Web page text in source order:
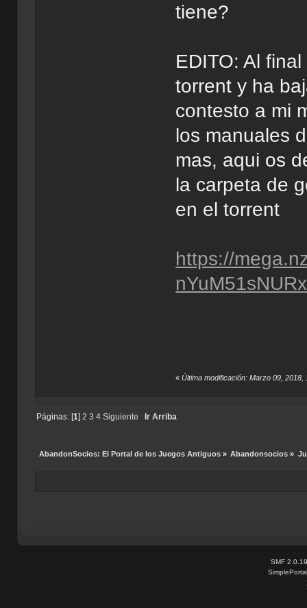
tiene?
EDITO: Al
torrent y ha
contesto a mi
los manuales
mas, aqui os
la carpeta de
en el torrent
https://
«Última modificación: Marzo 09,
Páginas: [1] 2 3 4 Siguiente Ir Arriba
AbandonSocios: El Portal de los Juegos Antiguos» Abandonsocios »
SMF 2.0.19